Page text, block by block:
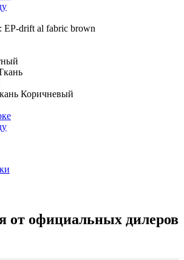
: EP-drift al fabric brown
Коричневый
от официальных дилеров